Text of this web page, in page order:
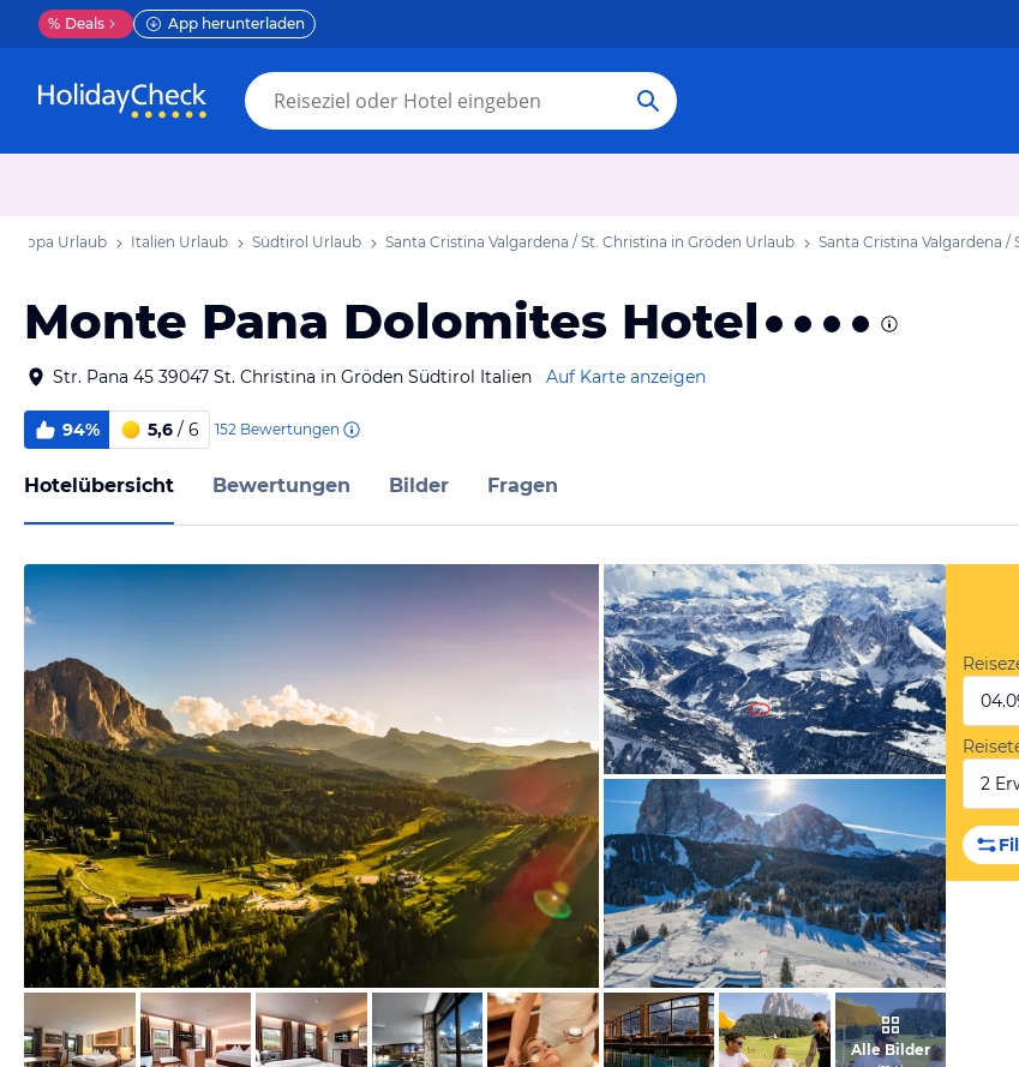
% Deals App herunterladen
Europa Urlaub Italien Urlaub Südtirol Urlaub Santa Cristina Valgardena / St. Christina in Gröden Urlaub Santa Cristina Valgardena
Monte Pana Dolomites Hotel
Str. Pana 45 39047 St. Christina in Gröden Südtirol Italien Auf Karte anzeigen
94% 5,6 / 6 152 Bewertungen
Hotelübersicht Bewertungen Bilder Fragen
vom Hotelier, Januar 2015
vom Hotelier, Januar 2015
vom Hotelier, Januar 2015
Alle Bilder
2